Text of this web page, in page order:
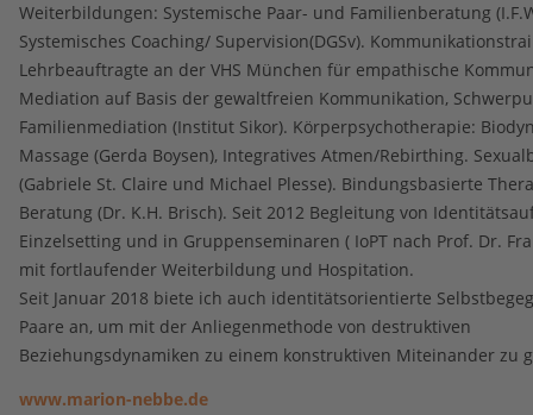
Weiterbildungen: Systemische Paar- und Familienberatung
Systemisches Coaching/ Supervision(DGSv).
Lehrbeauftragte an der VHS München für empathische
Mediation auf Basis der gewaltfreien Kommunikation,
Familienmediation (Institut Sikor). Körperpsychotherapie:
Massage (Gerda Boysen), Integratives Atmen/Rebirthing.
(Gabriele St. Claire und Michael Plesse). Bindungsbasierte
Beratung (Dr. K.H. Brisch). Seit 2012 Begleitung von
Einzelsetting und in Gruppenseminaren ( IoPT nach Prof. Dr.
mit fortlaufender Weiterbildung und Hospitation.
Seit Januar 2018 biete ich auch identitätsorientierte
Paare an, um mit der Anliegenmethode von destruktiven
Beziehungsdynamiken zu einem konstruktiven Miteinander zu
www.marion-nebbe.de